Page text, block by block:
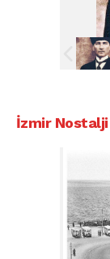
İzmir Nostalji